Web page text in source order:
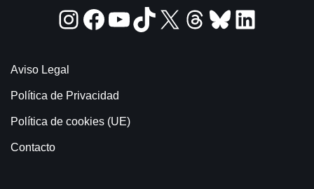
Aviso Legal
Política de Privacidad
Política de cookies (UE)
Contacto